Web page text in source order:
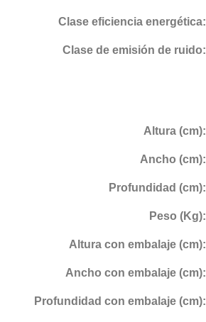
Clase eficiencia energética:
Clase de emisión de ruido:
Altura (cm):
Ancho (cm):
Profundidad (cm):
Peso (Kg):
Altura con embalaje (cm):
Ancho con embalaje (cm):
Profundidad con embalaje (cm):